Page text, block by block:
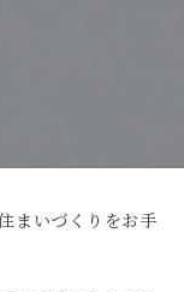
まいづくりをお手